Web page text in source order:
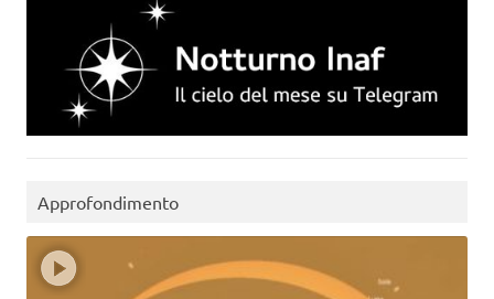
Approfondimento